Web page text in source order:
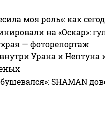
моя роль»: как
на «Оскар»:
— фоторепортаж
Урана и Нептуна
SHAMAN